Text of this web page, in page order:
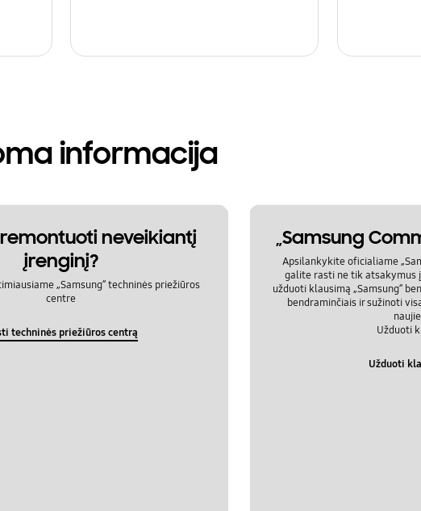
informacija
neveikiantį
įrenginį?
„Samsung“ techninės priežiūros
centre
techninės priežiūros centrą
„Samsung
Apsilankykite oficialiame
galite rasti ne tik atsakymus
užduoti klausimą „Samsung“
bendraminčiais ir sužinoti
Užduoti
Užduoti